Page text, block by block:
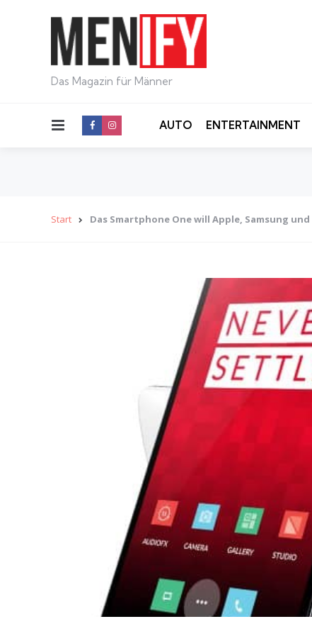
Das Magazin für Männer
Menu AUTO ENTERTAINMENT
Start Das Smartphone One will Apple, Samsung